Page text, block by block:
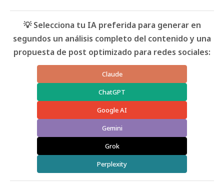
💡 Selecciona tu IA preferida para generar en
segundos un análisis completo del contenido y una
propuesta de post optimizado para redes sociales:
Claude
ChatGPT
Google AI
Gemini
Grok
Perplexity